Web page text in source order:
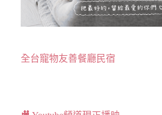
全台寵物友善餐廳民宿